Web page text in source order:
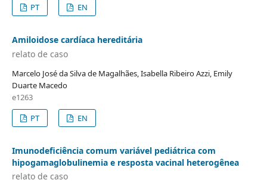
PT
EN
Amiloidose cardíaca hereditária
relato de caso
Marcelo José da Silva de Magalhães, Isabella Ribeiro Azzi, Emily
Duarte Macedo
e1263
PT
EN
Imunodeficiência comum variável pediátrica com
hipogamaglobulinemia e resposta vacinal heterogênea
relato de caso